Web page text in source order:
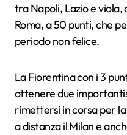
tra Napoli, Lazio e viola,
Roma, a 50 punti, che
periodo non felice.
La Fiorentina con i 3
ottenere due
rimettersi in corsa per
a distanza il Milan e